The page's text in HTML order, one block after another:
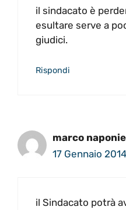
il sindacato è
esultare serve a
giudici.
Rispondi
marco
17 Gennaio
il Sindacato potrà